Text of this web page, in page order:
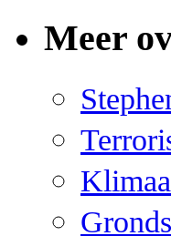
Meer